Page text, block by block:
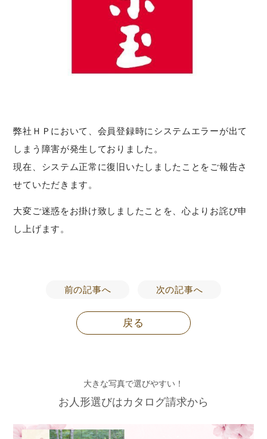
弊社ＨＰにおいて、会員登録時にシステムエラーが出て
しまう障害が発生しておりました。
現在、システム正常に復旧いたしましたことをご報告さ
せていただきます。
大変ご迷惑をお掛け致しましたことを、心よりお詫び申
し上げます。
前の記事へ 次の記事へ
戻る
大きな写真で選びやすい！
お人形選びはカタログ請求から